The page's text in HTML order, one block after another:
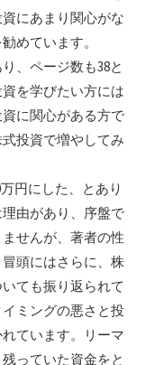
にあまり関心がな
めています。
、ページ数も38と
を学びたい方には
に関心がある方で
投資で増やしてみ
円にした、とあり
由があり、序盤で
せんが、著者の性
頭にはさらに、株
ても振り返られて
ミングの悪さと投
ています。リーマ
っていた資金をと